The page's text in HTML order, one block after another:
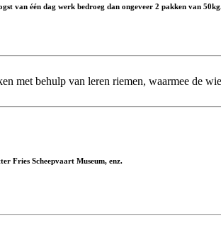
van één dag werk bedroeg dan ongeveer 2 pakken van
met behulp van leren riemen, waarmee de
Fries Scheepvaart Museum, enz.